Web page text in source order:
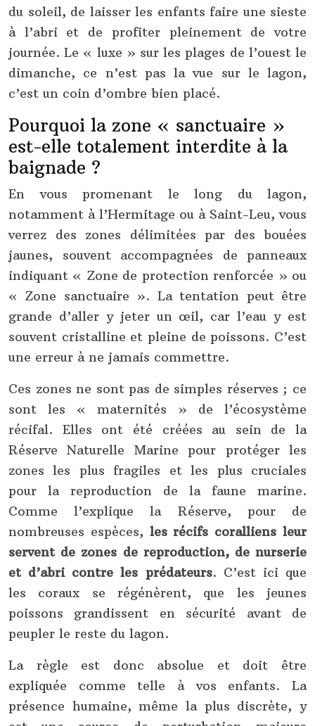
du soleil, de laisser les enfants faire une sieste
à l’abri et de profiter pleinement de votre
journée. Le « luxe » sur les plages de l’ouest le
dimanche, ce n’est pas la vue sur le lagon,
c’est un coin d’ombre bien placé.
Pourquoi la zone « sanctuaire »
est-elle totalement interdite à la
baignade ?
En vous promenant le long du lagon,
notamment à l’Hermitage ou à Saint-Leu, vous
verrez des zones délimitées par des bouées
jaunes, souvent accompagnées de panneaux
indiquant « Zone de protection renforcée » ou
« Zone sanctuaire ». La tentation peut être
grande d’aller y jeter un œil, car l’eau y est
souvent cristalline et pleine de poissons. C’est
une erreur à ne jamais commettre.
Ces zones ne sont pas de simples réserves ; ce
sont les « maternités » de l’écosystème
récifal. Elles ont été créées au sein de la
Réserve Naturelle Marine pour protéger les
zones les plus fragiles et les plus cruciales
pour la reproduction de la faune marine.
Comme l’explique la Réserve, pour de
nombreuses espèces, les récifs coralliens leur
servent de zones de reproduction, de nurserie
et d’abri contre les prédateurs. C’est ici que
les coraux se régénèrent, que les jeunes
poissons grandissent en sécurité avant de
peupler le reste du lagon.
La règle est donc absolue et doit être
expliquée comme telle à vos enfants. La
présence humaine, même la plus discrète, y